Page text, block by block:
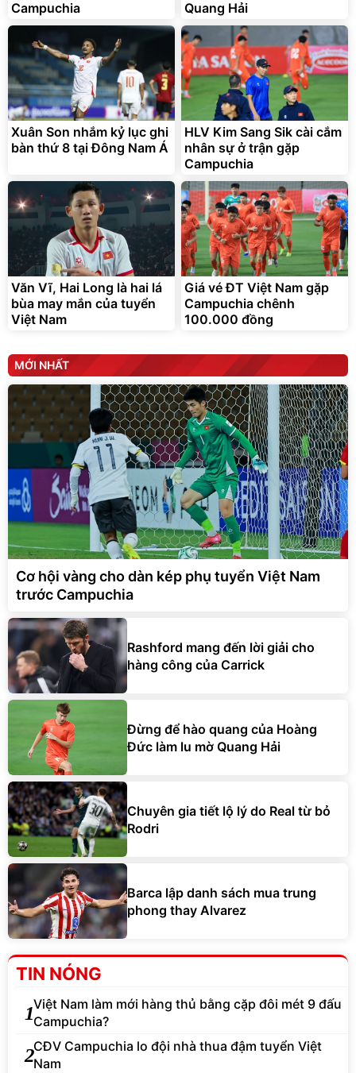
Campuchia
Quang Hải
Xuân Son nhắm kỷ lục ghi
bàn thứ 8 tại Đông Nam Á
HLV Kim Sang Sik cài cắm
nhân sự ở trận gặp
Campuchia
Văn Vĩ, Hai Long là hai lá
bùa may mắn của tuyển
Việt Nam
Giá vé ĐT Việt Nam gặp
Campuchia chênh
100.000 đồng
MỚI NHẤT
Cơ hội vàng cho dàn kép phụ tuyển Việt Nam
trước Campuchia
Rashford mang đến lời giải cho
hàng công của Carrick
Đừng để hào quang của Hoàng
Đức làm lu mờ Quang Hải
Chuyên gia tiết lộ lý do Real từ bỏ
Rodri
Barca lập danh sách mua trung
phong thay Alvarez
TIN NÓNG
1Việt Nam làm mới hàng thủ bằng cặp đôi mét 9 đấu
Campuchia?
2CĐV Campuchia lo đội nhà thua đậm tuyển Việt
Nam